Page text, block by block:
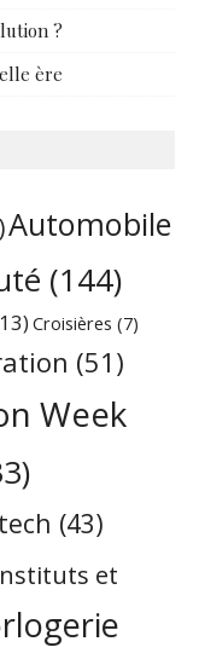
?
ère
Automobile
(144)
Croisières (7)
(51)
Week
(43)
et